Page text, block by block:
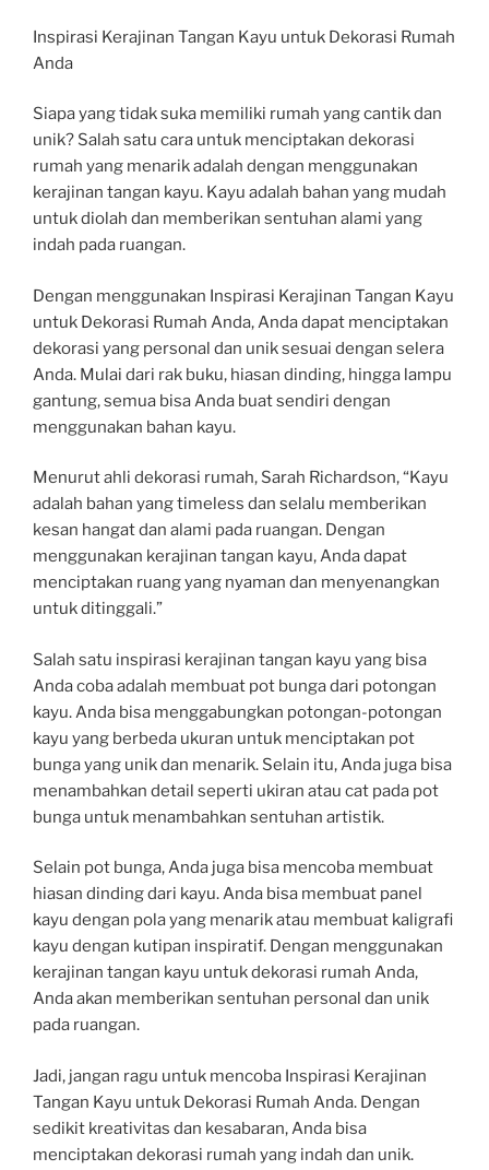
Inspirasi Kerajinan Tangan Kayu untuk Dekorasi Rumah
Anda
Siapa yang tidak suka memiliki rumah yang cantik dan
unik? Salah satu cara untuk menciptakan dekorasi
rumah yang menarik adalah dengan menggunakan
kerajinan tangan kayu. Kayu adalah bahan yang mudah
untuk diolah dan memberikan sentuhan alami yang
indah pada ruangan.
Dengan menggunakan Inspirasi Kerajinan Tangan Kayu
untuk Dekorasi Rumah Anda, Anda dapat menciptakan
dekorasi yang personal dan unik sesuai dengan selera
Anda. Mulai dari rak buku, hiasan dinding, hingga lampu
gantung, semua bisa Anda buat sendiri dengan
menggunakan bahan kayu.
Menurut ahli dekorasi rumah, Sarah Richardson, “Kayu
adalah bahan yang timeless dan selalu memberikan
kesan hangat dan alami pada ruangan. Dengan
menggunakan kerajinan tangan kayu, Anda dapat
menciptakan ruang yang nyaman dan menyenangkan
untuk ditinggali.”
Salah satu inspirasi kerajinan tangan kayu yang bisa
Anda coba adalah membuat pot bunga dari potongan
kayu. Anda bisa menggabungkan potongan-potongan
kayu yang berbeda ukuran untuk menciptakan pot
bunga yang unik dan menarik. Selain itu, Anda juga bisa
menambahkan detail seperti ukiran atau cat pada pot
bunga untuk menambahkan sentuhan artistik.
Selain pot bunga, Anda juga bisa mencoba membuat
hiasan dinding dari kayu. Anda bisa membuat panel
kayu dengan pola yang menarik atau membuat kaligrafi
kayu dengan kutipan inspiratif. Dengan menggunakan
kerajinan tangan kayu untuk dekorasi rumah Anda,
Anda akan memberikan sentuhan personal dan unik
pada ruangan.
Jadi, jangan ragu untuk mencoba Inspirasi Kerajinan
Tangan Kayu untuk Dekorasi Rumah Anda. Dengan
sedikit kreativitas dan kesabaran, Anda bisa
menciptakan dekorasi rumah yang indah dan unik.